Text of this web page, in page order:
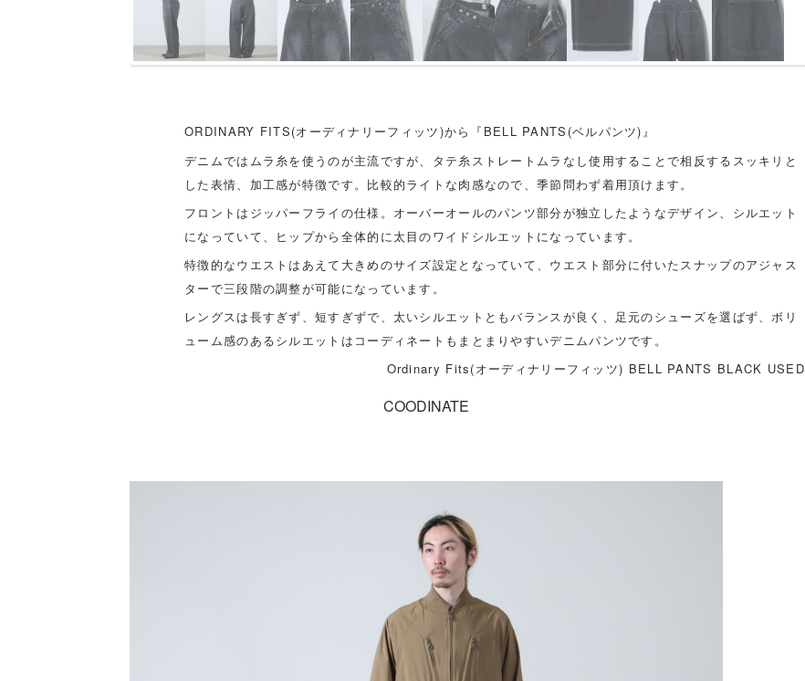
ORDINARY FITS(オーディナリーフィッツ)から『BELL PANTS(ベルパンツ)』
デニムではムラ糸を使うのが主流ですが、タテ糸ストレートムラなし使用することで相反するスッキリと
した表情、加工感が特徴です。比較的ライトな肉感なので、季節問わず着用頂けます。
フロントはジッパーフライの仕様。オーバーオールのパンツ部分が独立したようなデザイン、シルエット
になっていて、ヒップから全体的に太目のワイドシルエットになっています。
特徴的なウエストはあえて大きめのサイズ設定となっていて、ウエスト部分に付いたスナップのアジャス
ターで三段階の調整が可能になっています。
レングスは長すぎず、短すぎずで、太いシルエットともバランスが良く、足元のシューズを選ばず、ボリ
ューム感のあるシルエットはコーディネートもまとまりやすいデニムパンツです。
Ordinary Fits(オーディナリーフィッツ) BELL PANTS BLACK USED
COODINATE